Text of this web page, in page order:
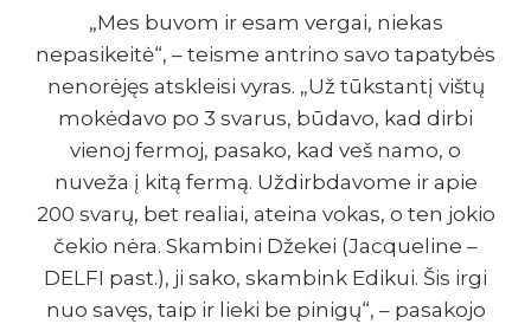
„Mes buvom ir esam vergai, niekas
nepasikeitė“, – teisme antrino savo tapatybės
nenorėjęs atskleisi vyras. „Už tūkstantį vištų
mokėdavo po 3 svarus, būdavo, kad dirbi
vienoj fermoj, pasako, kad veš namo, o
nuveža į kitą fermą. Uždirbdavome ir apie
200 svarų, bet realiai, ateina vokas, o ten jokio
čekio nėra. Skambini Džekei (Jacqueline –
DELFI past.), ji sako, skambink Edikui. Šis irgi
nuo savęs, taip ir lieki be pinigų“, – pasakojo